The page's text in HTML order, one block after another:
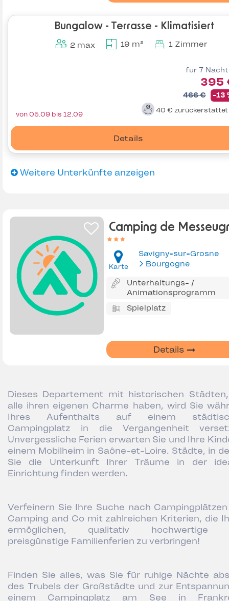
Bungalow - Terrasse - Klimatisiert
2 max 19 m² 1 Zimmer
für 7
395
466 € -13
40 € zurückerstattet
Details
von 05.09 bis 12.09
Weitere Unterkünfte anzeigen
Camping de
Karte
Savigny-sur-Grosne
Bourgogne
Unterhaltungs- /
Animationsprogramm
Spielplatz
Details
Dieses Departement mit historischen
alle ihren eigenen Charme haben, wird Sie
Ihres Aufenthalts auf einem
Campingplatz in die Vergangenheit
Unvergessliche Ferien erwarten Sie und Ihre
einem Mobilheim in Saône-et-Loire. Städte, in
Sie die Unterkunft Ihrer Träume in der
Einrichtung finden werden.
Verfeinern Sie Ihre Suche nach
Camping and Co mit zahlreichen Kriterien, die
ermöglichen, qualitativ hochwertige
preisgünstige Familienferien zu verbringen!
Finden Sie alles, was Sie für ruhige Nächte
des Trubels der Großstädte und zur
einem Campingplatz am See in